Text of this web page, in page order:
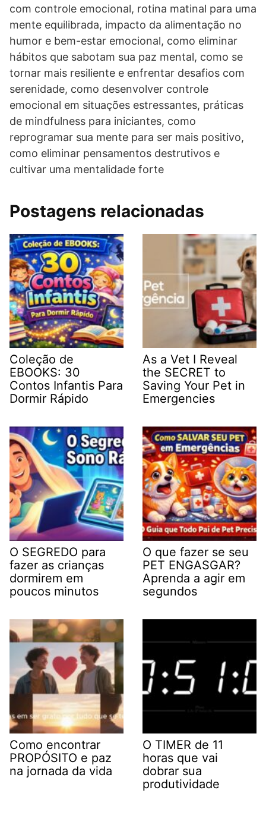
com controle emocional, rotina matinal para uma
mente equilibrada, impacto da alimentação no
humor e bem-estar emocional, como eliminar
hábitos que sabotam sua paz mental, como se
tornar mais resiliente e enfrentar desafios com
serenidade, como desenvolver controle
emocional em situações estressantes, práticas
de mindfulness para iniciantes, como
reprogramar sua mente para ser mais positivo,
como eliminar pensamentos destrutivos e
cultivar uma mentalidade forte
Postagens relacionadas
Coleção de
EBOOKS: 30
Contos Infantis Para
Dormir Rápido
As a Vet I Reveal
the SECRET to
Saving Your Pet in
Emergencies
O SEGREDO para
fazer as crianças
dormirem em
poucos minutos
O que fazer se seu
PET ENGASGAR?
Aprenda a agir em
segundos
Como encontrar
PROPÓSITO e paz
na jornada da vida
O TIMER de 11
horas que vai
dobrar sua
produtividade